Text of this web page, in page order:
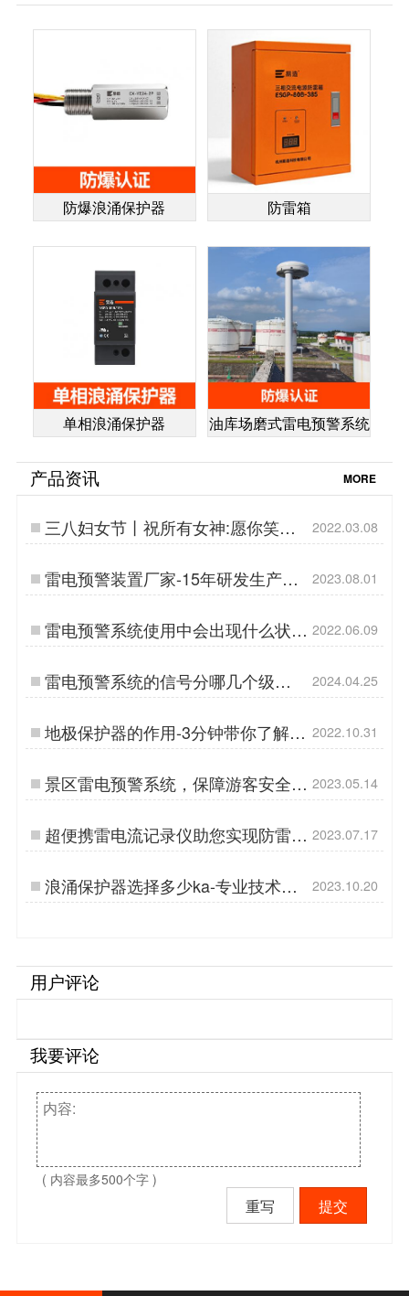
防爆浪涌保护器 防雷箱
单相浪涌保护器 油库场磨式雷电预警系统
产品资讯 MORE
三八妇女节丨祝所有女神:愿你笑靥
如花,一生不减芳华-杭州易造…
2022.03.08
雷电预警装置厂家-15年研发生产经
验,国标参编单位！-易造防雷…
2023.08.01
雷电预警系统使用中会出现什么状
况-早知道早好【杭州易造】…
2022.06.09
雷电预警系统的信号分哪几个级
别？-易造防雷…
2024.04.25
地极保护器的作用-3分钟带你了解
【杭州易造】…
2022.10.31
景区雷电预警系统，保障游客安全的
必备利器！-易造防雷…
2023.05.14
超便携雷电流记录仪助您实现防雷降
本增效！-易造防雷…
2023.07.17
浪涌保护器选择多少ka-专业技术为
你推荐选型-易造防雷…
2023.10.20
用户评论
我要评论
( 内容最多500个字 )
重写 提交